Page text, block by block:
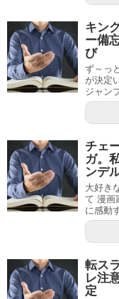
キン
ー備
び
ず～っ
が決定
ジャン
チェ
ガ。
ンデ
大好き
て 漫画
に感動
転ス
レ注
定